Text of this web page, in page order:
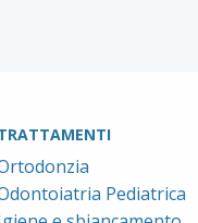
Pediatrica